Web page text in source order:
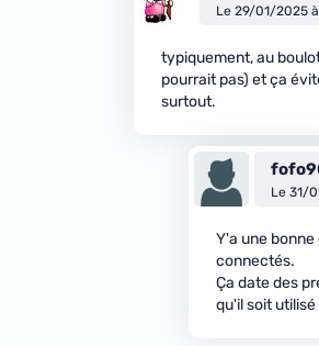
Le 29/01/2025 à
typiquement, au
pourrait pas) et ça
surtout.
Le 31/
Y'a une
connectés.
Ça date des
qu'il soit utilisé